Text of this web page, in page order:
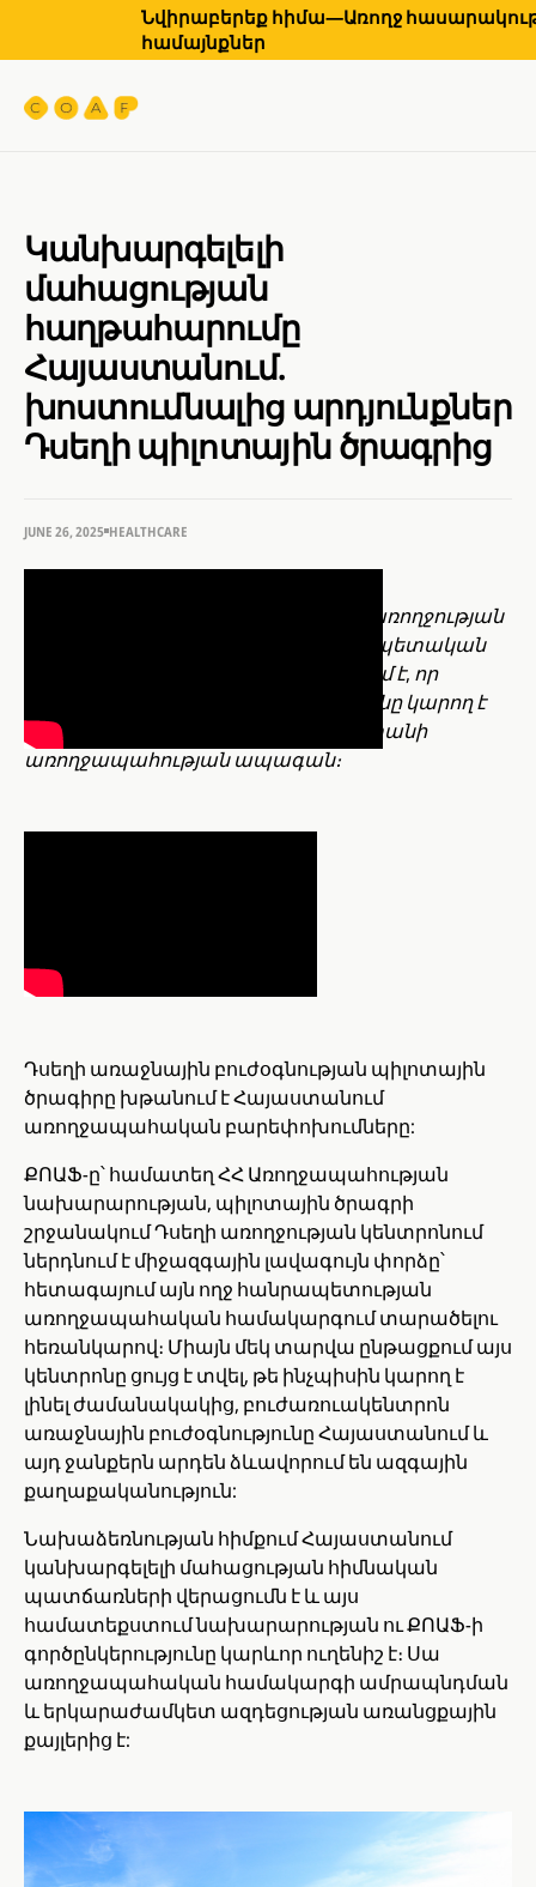
Նվիրաբերեք հիմա—Առողջ
համայնքներ
Կանխարգելելի
մահացության
հաղթահարումը
Հայաստանում.
խոստումնալից արդյունքներ
Դսեղի պիլոտային ծրագրից
JUNE 26, 2025 HEALTHCARE
ՔՈԱՖ-ի կողմից կառուցված Դսեղի առողջության
կենտրոնը, որը նախատիպ է համապետական
բարեփոխման համար, ապացուցում է, որ
որակյալ առաջնային բուժօգնությունը կարող է
կյանքեր փրկել և ձևավորել Հայաստանի
առողջապահության ապագան։
Դսեղի առաջնային բուժօգնության պիլոտային
ծրագիրը խթանում է Հայաստանում
առողջապահական բարեփոխումները:
ՔՈԱՖ-ը՝ համատեղ ՀՀ Առողջապահության
նախարարության, պիլոտային ծրագրի
շրջանակում Դսեղի առողջության կենտրոնում
ներդնում է միջազգային լավագույն փորձը՝
հետագայում այն ողջ հանրապետության
առողջապահական համակարգում տարածելու
հեռանկարով։ Միայն մեկ տարվա ընթացքում այս
կենտրոնը ցույց է տվել, թե ինչպիսին կարող է
լինել ժամանակակից, բուժառուակենտրոն
առաջնային բուժօգնությունը Հայաստանում և
այդ ջանքերն արդեն ձևավորում են ազգային
քաղաքականություն:
Նախաձեռնության հիմքում Հայաստանում
կանխարգելելի մահացության հիմնական
պատճառների վերացումն է և այս
համատեքստում նախարարության ու ՔՈԱՖ-ի
գործընկերությունը կարևոր ուղենիշ է։ Սա
առողջապահական համակարգի ամրապնդման
և երկարաժամկետ ազդեցության առանցքային
քայլերից է: